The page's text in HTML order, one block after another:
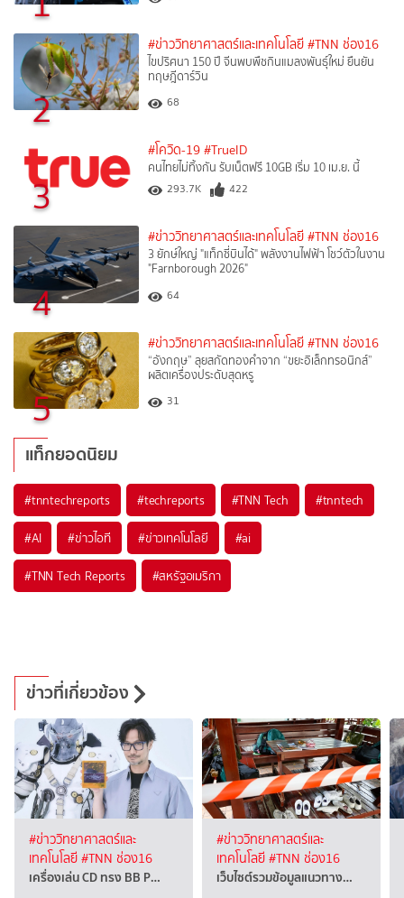
2
#ข่าววิทยาศาสตร์และเทคโนโลยี #TNN ช่อง16
ไขปริศนา 150 ปี จีนพบพืชกินแมลงพันธุ์ใหม่ ยืนยัน
ทฤษฎีดาร์วิน
68
3
#โควิด-19 #TrueID
คนไทยไม่ทิ้งกัน รับเน็ตฟรี 10GB เริ่ม 10 เม.ย. นี้
293.7K 422
4
#ข่าววิทยาศาสตร์และเทคโนโลยี #TNN ช่อง16
3 ยักษ์ใหญ่ "แท็กซี่บินได้" พลังงานไฟฟ้า โชว์ตัวในงาน
"Farnborough 2026"
64
5
#ข่าววิทยาศาสตร์และเทคโนโลยี #TNN ช่อง16
“อังกฤษ” ลุยสกัดทองคำจาก “ขยะอิเล็กทรอนิกส์”
ผลิตเครื่องประดับสุดหรู
31
แท็กยอดนิยม
#tnntechreports #techreports #TNN Tech #tnntech
#AI #ข่าวไอที #ข่าวเทคโนโลยี #ai
#TNN Tech Reports #สหรัฐอเมริกา
ข่าวที่เกี่ยวข้อง
#ข่าววิทยาศาสตร์และ
เทคโนโลยี#TNN ช่อง16
เครื่องเล่น CD ทรง BB P…
#ข่าววิทยาศาสตร์และ
เทคโนโลยี#TNN ช่อง16
เว็บไซต์รวมข้อมูลแนวทาง…